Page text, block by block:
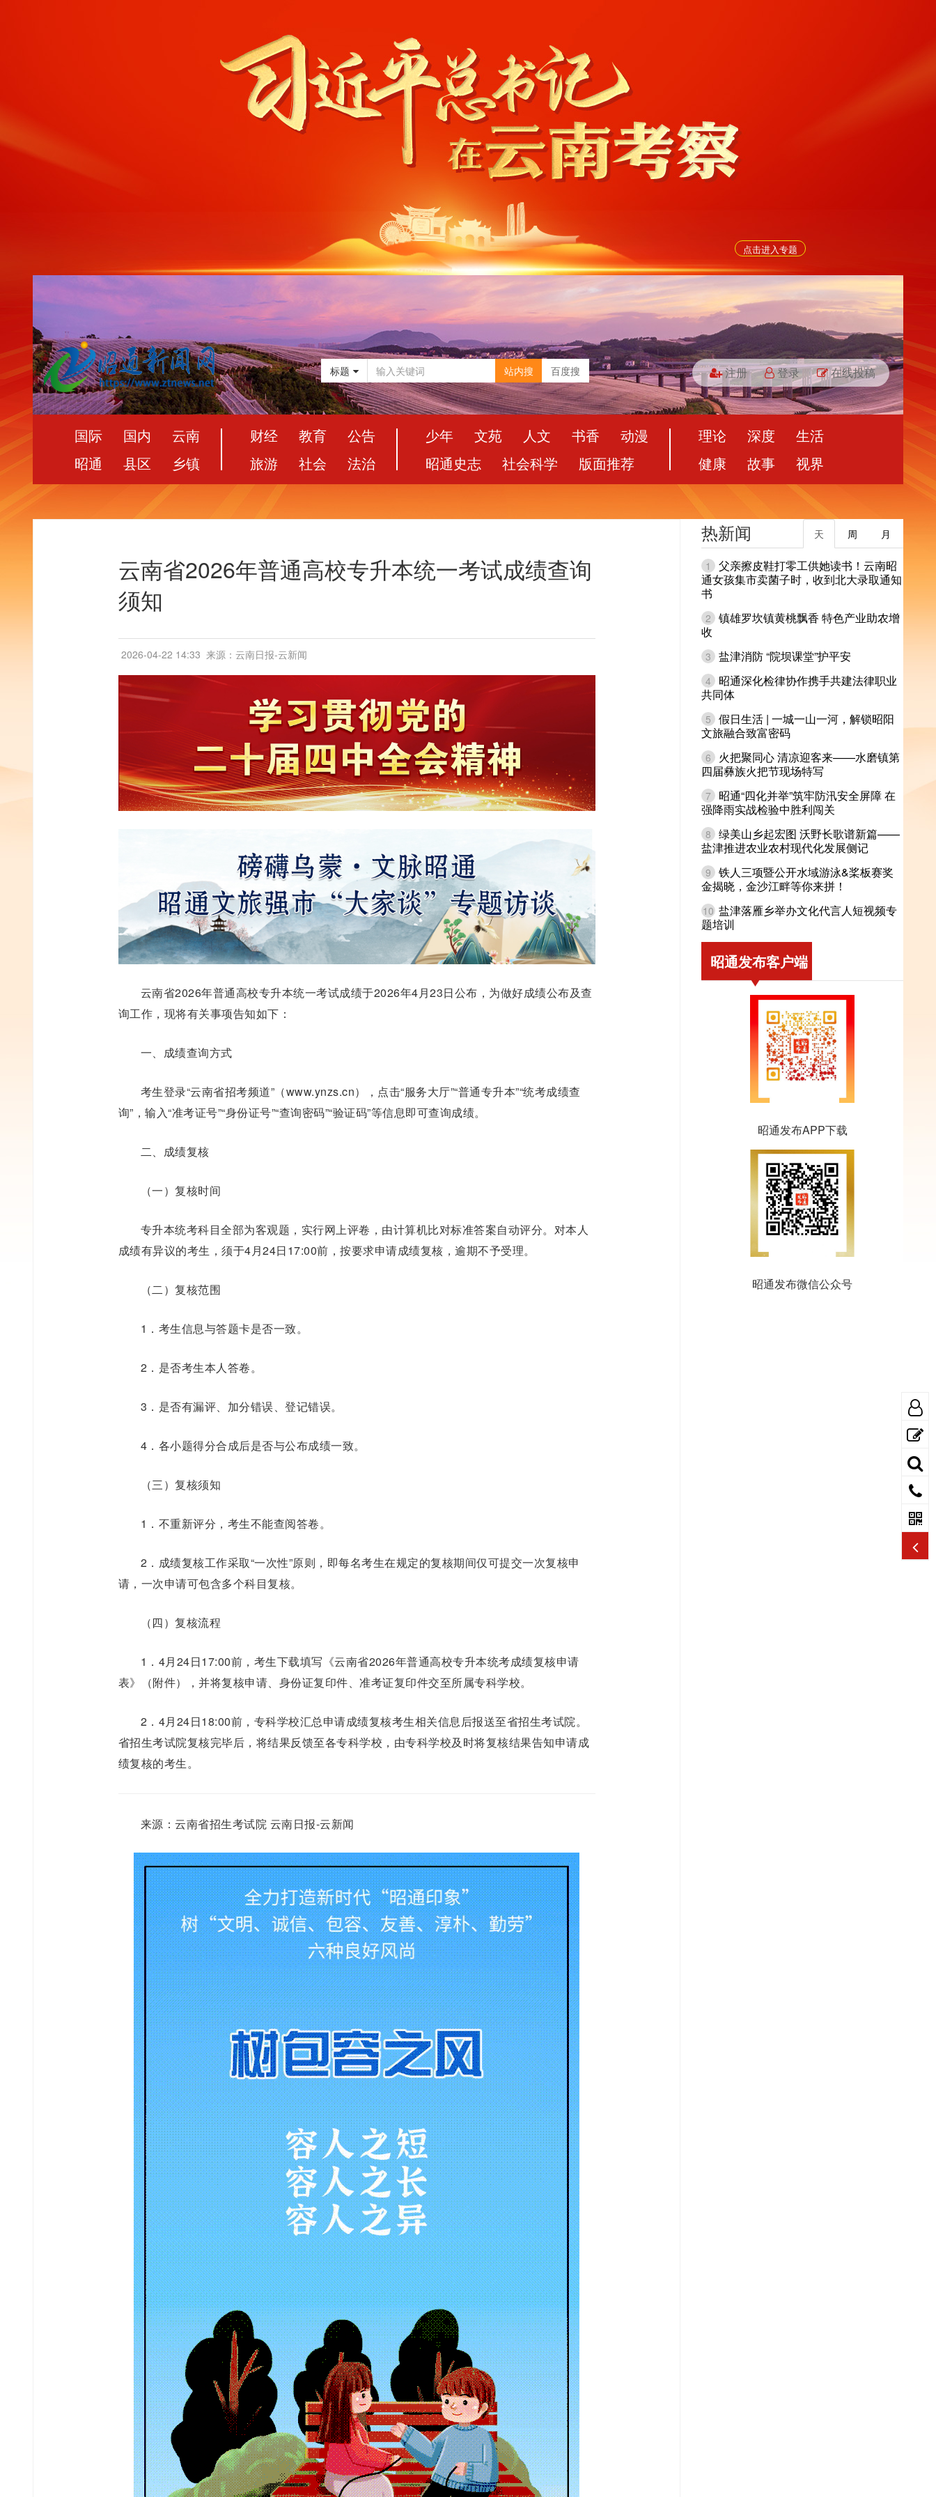
点击进入专题
标题 站内搜 百度搜 注册 登录 在线投稿
国际 国内
云南
昭通
县区 乡镇
财经 教育
公告
旅游
社会 法治
少年 文苑 人文 书香
动漫
昭通史志
社会科学 版面推荐
理论 深度
生活
健康
故事 视界
云南省2026年普通高校专升本统一考试成绩查询
须知
2026-04-22 14:33 来源：云南日报-云新闻
云南省2026年普通高校专升本统一考试成绩于2026年4月23日公布，为做好成绩公布及查
询工作，现将有关事项告知如下：
一、成绩查询方式
考生登录“云南省招考频道”（www.ynzs.cn），点击“服务大厅”“普通专升本”“统考成绩查
询”，输入“准考证号”“身份证号”“查询密码”“验证码”等信息即可查询成绩。
二、成绩复核
（一）复核时间
专升本统考科目全部为客观题，实行网上评卷，由计算机比对标准答案自动评分。对本人
成绩有异议的考生，须于4月24日17:00前，按要求申请成绩复核，逾期不予受理。
（二）复核范围
1．考生信息与答题卡是否一致。
2．是否考生本人答卷。
3．是否有漏评、加分错误、登记错误。
4．各小题得分合成后是否与公布成绩一致。
（三）复核须知
1．不重新评分，考生不能查阅答卷。
2．成绩复核工作采取“一次性”原则，即每名考生在规定的复核期间仅可提交一次复核申
请，一次申请可包含多个科目复核。
（四）复核流程
1．4月24日17:00前，考生下载填写《云南省2026年普通高校专升本统考成绩复核申请
表》（附件），并将复核申请、身份证复印件、准考证复印件交至所属专科学校。
2．4月24日18:00前，专科学校汇总申请成绩复核考生相关信息后报送至省招生考试院。
省招生考试院复核完毕后，将结果反馈至各专科学校，由专科学校及时将复核结果告知申请成
绩复核的考生。
来源：云南省招生考试院 云南日报-云新闻
热新闻 月
周
天
1
父亲擦皮鞋打零工供她读书！云南昭
通女孩集市卖菌子时，收到北大录取通知
书
2 镇雄罗坎镇黄桃飘香 特色产业助农增
收
3 盐津消防 “院坝课堂”护平安
4
昭通深化检律协作携手共建法律职业
共同体
5 假日生活 | 一城一山一河，解锁昭阳
文旅融合致富密码
6
火把聚同心 清凉迎客来——水磨镇第
四届彝族火把节现场特写
7
昭通“四化并举”筑牢防汛安全屏障 在
强降雨实战检验中胜利闯关
8 绿美山乡起宏图 沃野长歌谱新篇——
盐津推进农业农村现代化发展侧记
9 铁人三项暨公开水域游泳&桨板赛奖
金揭晓，金沙江畔等你来拼！
10 盐津落雁乡举办文化代言人短视频专
题培训
昭通发布客户端
昭通发布APP下载
昭通发布微信公众号